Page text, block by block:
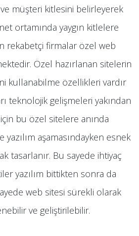
müşteri kitlesini belirleyerek
ortamında yaygın kitlelere
rekabetçi firmalar özel web
Özel hazırlanan sitelerin
kullanabilme özellikleri vardır
teknolojik gelişmeleri yakından
bu özel sitelere anında
yazılım aşamasındayken esnek
tasarlanır. Bu sayede ihtiyaç
yazılım bittikten sonra da
web sitesi sürekli olarak
ve geliştirilebilir.